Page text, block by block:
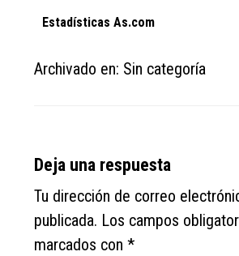
Estadísticas As.com
Archivado en: Sin categoría
Reader
Interactions
Deja una respuesta
Tu dirección de correo
publicada. Los campos
marcados con*